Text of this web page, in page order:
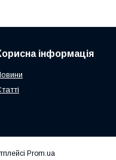
інформація
Prom.ua